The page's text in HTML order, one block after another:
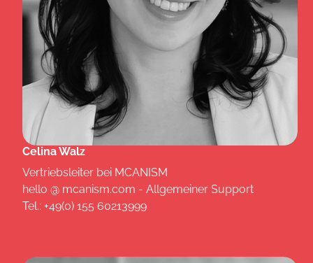
Celina Walz
Vertriebsleiter bei MCANISM
hello @ mcanism.com - Allgemeiner Support
Tel.: +49(0) 155 60213999